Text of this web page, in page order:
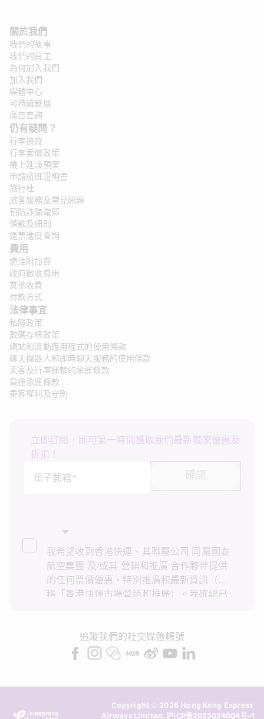
關於我們
我們的故事
我們的員工
為何加入我們
加入我們
媒體中心
可持續發展
廣告查詢
仍有疑問？
行李追蹤
行李索償政策
機上延誤預案
申請航班證明書
旅行社
旅客服務及常見問題
預防詐騙電郵
條款及細則
退票進度查詢
費用
燃油附加費
政府徵收費用
其他收費
付款方式
法律事宜
私隱政策
數碼存根政策
網站和流動應用程式的使用條款
聊天機器人和即時聊天服務的使用條款
乘客及行李運輸的承運條款
貨運承運條款
乘客權利及守則
立即訂閱，即可第一時間獲取我們最新獨家優惠及
折扣！
電子郵箱*
確認
我希望收到香港快運、其聯屬公司 同屬國泰
航空集團 及/或其 營銷和推廣 合作夥伴提供
的任何票價優惠、特別推廣和最新資訊（統
稱「香港快運市場營銷和推廣）。我確認已
錄進行直接市場營銷和推廣。我知悉在未經
我的同意下，香港快運不會使用我的個人資
追蹤我們的社交媒體帳號
Copyright © 2026 Hong Kong Express
Airways Limited. 沪ICP备2023024004号-1